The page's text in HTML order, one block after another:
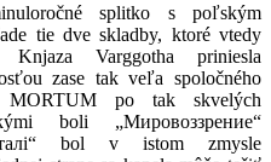
splitko s poľským
tie dve skladby, ktoré vtedy
Knjaza Varggotha priniesla
zase tak veľa spoločného
po tak skvelých
boli „Мировоззрение“
bol v istom zmysle